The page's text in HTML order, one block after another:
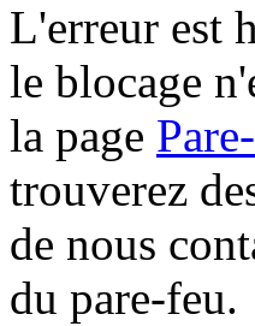
L'erreur est
le blocage
la page
trouverez
de nous
du pare-feu.